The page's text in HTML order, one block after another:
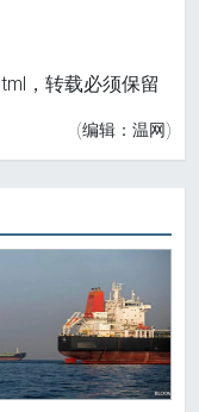
，转载必须保留
(编辑：温网)